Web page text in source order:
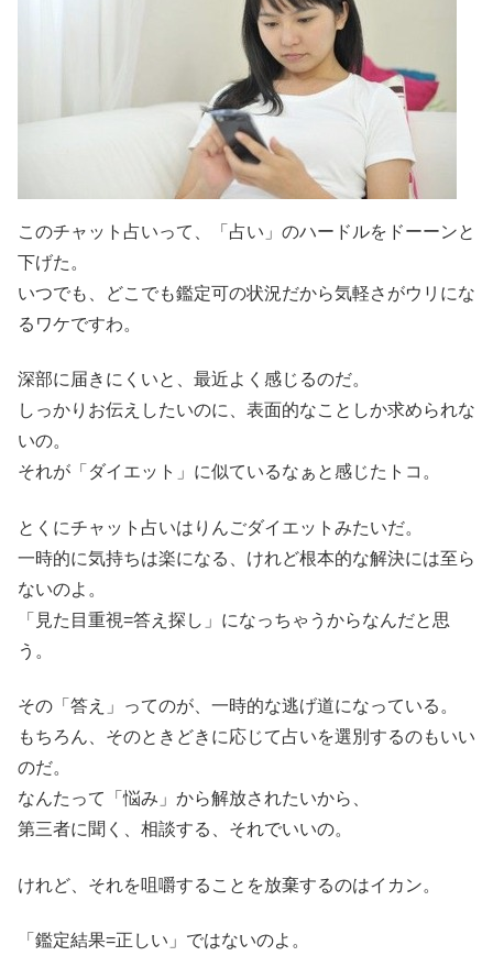
このチャット占いって、「占い」のハードルをドーーンと
下げた。
いつでも、どこでも鑑定可の状況だから気軽さがウリにな
るワケですわ。
深部に届きにくいと、最近よく感じるのだ。
しっかりお伝えしたいのに、表面的なことしか求められな
いの。
それが「ダイエット」に似ているなぁと感じたトコ。
とくにチャット占いはりんごダイエットみたいだ。
一時的に気持ちは楽になる、けれど根本的な解決には至ら
ないのよ。
「見た目重視=答え探し」になっちゃうからなんだと思
う。
その「答え」ってのが、一時的な逃げ道になっている。
もちろん、そのときどきに応じて占いを選別するのもいい
のだ。
なんたって「悩み」から解放されたいから、
第三者に聞く、相談する、それでいいの。
けれど、それを咀嚼することを放棄するのはイカン。
「鑑定結果=正しい」ではないのよ。